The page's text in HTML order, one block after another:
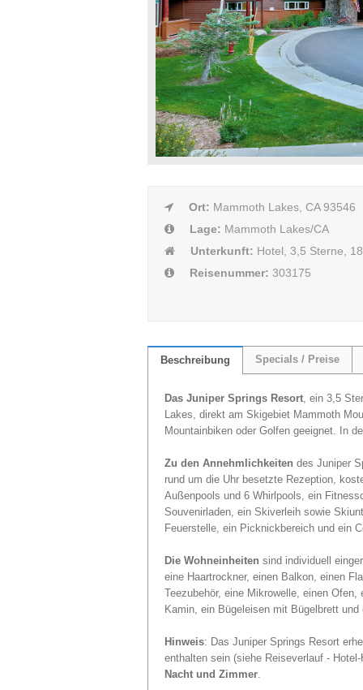
Ort: Mammoth Lakes, CA 93546
Lage: Mammoth Lakes/CA
Unterkunft: Hotel, 3,5 Sterne,
Reisenummer: 303175
Beschreibung Specials / Preise
Das Juniper Springs Resort, ein 3,5
Lakes, direkt am Skigebiet Mammoth
Mountainbiken oder Golfen geeignet. In
Zu den Annehmlichkeiten des Juniper
rund um die Uhr besetzte Rezeption,
Außenpools und 6 Whirlpools, ein
Souvenirladen, ein Skiverleih sowie
Feuerstelle, ein Picknickbereich und ein
Die Wohneinheiten sind individuell
eine Haartrockner, einen Balkon, einen
Teezubehör, eine Mikrowelle, einen
Kamin, ein Bügeleisen mit Bügelbrett und
Hinweis: Das Juniper Springs Resort
enthalten sein (siehe Reiseverlauf -
Nacht und Zimmer.